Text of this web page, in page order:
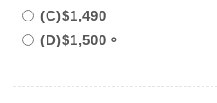
(C)$1,490
(D)$1,500。